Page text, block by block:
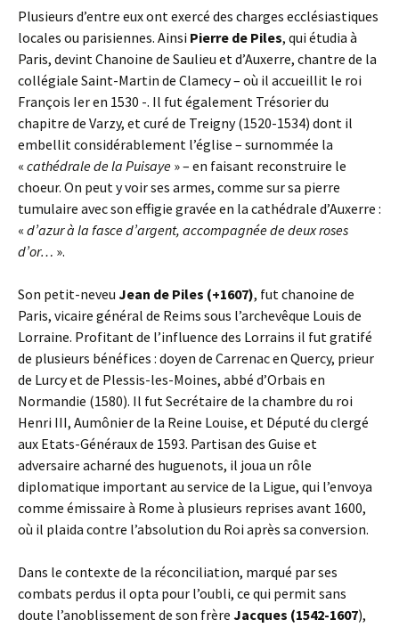
Plusieurs d’entre eux ont exercé des charges ecclésiastiques
locales ou parisiennes. Ainsi Pierre de Piles, qui étudia à
Paris, devint Chanoine de Saulieu et d’Auxerre, chantre de la
collégiale Saint-Martin de Clamecy – où il accueillit le roi
François Ier en 1530 -. Il fut également Trésorier du
chapitre de Varzy, et curé de Treigny (1520-1534) dont il
embellit considérablement l’église – surnommée la
« cathédrale de la Puisaye » – en faisant reconstruire le
choeur. On peut y voir ses armes, comme sur sa pierre
tumulaire avec son effigie gravée en la cathédrale d’Auxerre :
« d’azur à la fasce d’argent, accompagnée de deux roses
d’or… ».
Son petit-neveu Jean de Piles (+1607), fut chanoine de
Paris, vicaire général de Reims sous l’archevêque Louis de
Lorraine. Profitant de l’influence des Lorrains il fut gratifé
de plusieurs bénéfices : doyen de Carrenac en Quercy, prieur
de Lurcy et de Plessis-les-Moines, abbé d’Orbais en
Normandie (1580). Il fut Secrétaire de la chambre du roi
Henri III, Aumônier de la Reine Louise, et Député du clergé
aux Etats-Généraux de 1593. Partisan des Guise et
adversaire acharné des huguenots, il joua un rôle
diplomatique important au service de la Ligue, qui l’envoya
comme émissaire à Rome à plusieurs reprises avant 1600,
où il plaida contre l’absolution du Roi après sa conversion.
Dans le contexte de la réconciliation, marqué par ses
combats perdus il opta pour l’oubli, ce qui permit sans
doute l’anoblissement de son frère Jacques (1542-1607),